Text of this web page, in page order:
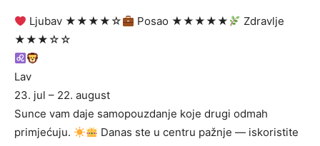
Ljubav ★★★★☆ Posao ★★★★★
Zdravlje
★★★☆☆
Lav
23. jul – 22. august
Sunce vam daje samopouzdanje koje drugi odmah
primjećuju.
Danas ste u centru pažnje — iskoristite